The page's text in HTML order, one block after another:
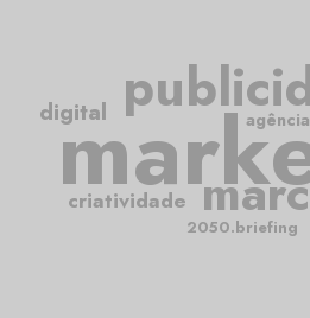
criatividade
agência
digital
2050.briefing